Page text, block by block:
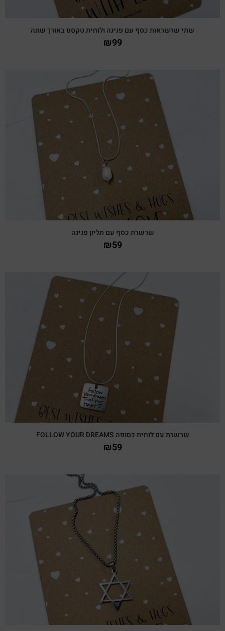
שתי שרשראות כסף עם פנינה ולוחית טקסט באורך שונה
₪99
צפייה מהירה
שרשרת כסף עם תליון פנינה
₪59
צפייה מהירה
שרשרת עם לוחית כסופה FOLLOW YOUR DREAMS
₪59
צפייה מהירה